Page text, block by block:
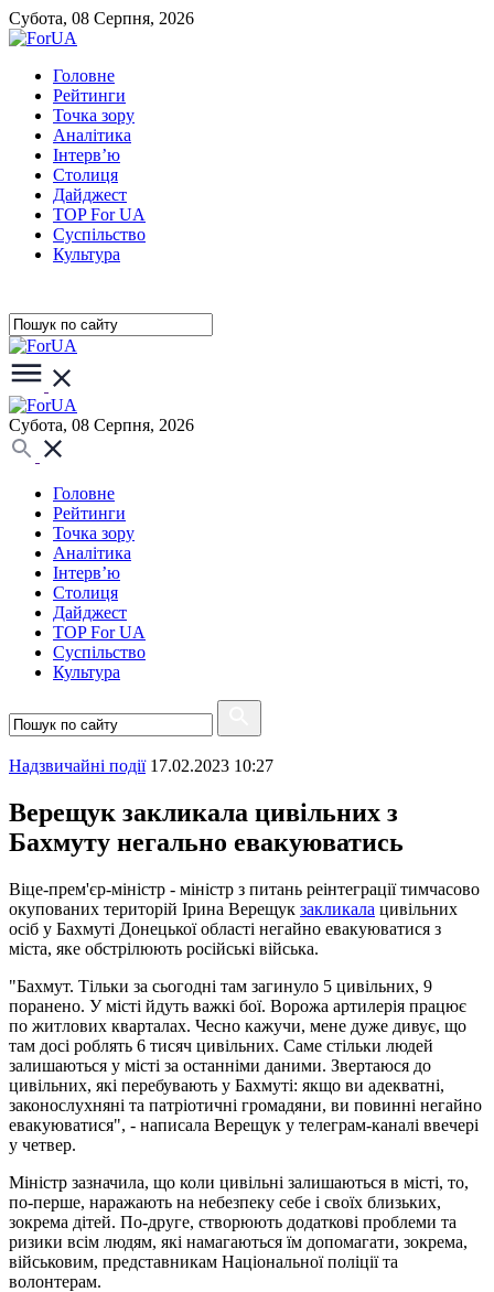
Субота, 08 Серпня, 2026
Головне
Рейтинги
Точка зору
Аналітика
Інтерв’ю
Столиця
Дайджест
TOP For UA
Суспiльство
Культура
Субота, 08 Серпня, 2026
Головне
Рейтинги
Точка зору
Аналітика
Інтерв’ю
Столиця
Дайджест
TOP For UA
Суспiльство
Культура
Надзвичайні події 17.02.2023 10:27
Верещук закликала цивільних з
Бахмуту негально евакуюватись
Віце-прем'єр-міністр - міністр з питань реінтеграції тимчасово
окупованих територій Ірина Верещук закликала цивільних
осіб у Бахмуті Донецької області негайно евакуюватися з
міста, яке обстрілюють російські війська.
"Бахмут. Тільки за сьогодні там загинуло 5 цивільних, 9
поранено. У місті йдуть важкі бої. Ворожа артилерія працює
по житлових кварталах. Чесно кажучи, мене дуже дивує, що
там досі роблять 6 тисяч цивільних. Саме стільки людей
залишаються у місті за останніми даними. Звертаюся до
цивільних, які перебувають у Бахмуті: якщо ви адекватні,
законослухняні та патріотичні громадяни, ви повинні негайно
евакуюватися", - написала Верещук у телеграм-каналі ввечері
у четвер.
Міністр зазначила, що коли цивільні залишаються в місті, то,
по-перше, наражають на небезпеку себе і своїх близьких,
зокрема дітей. По-друге, створюють додаткові проблеми та
ризики всім людям, які намагаються їм допомагати, зокрема,
військовим, представникам Національної поліції та
волонтерам.